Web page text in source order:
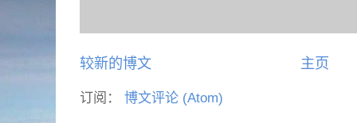
较新的博文 主页
订阅： 博文评论 (Atom)